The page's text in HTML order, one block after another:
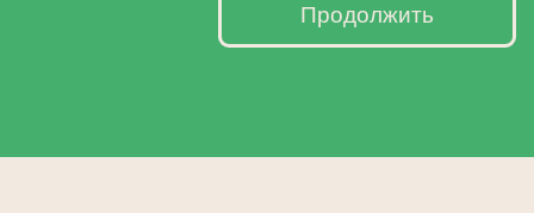
Продолжить